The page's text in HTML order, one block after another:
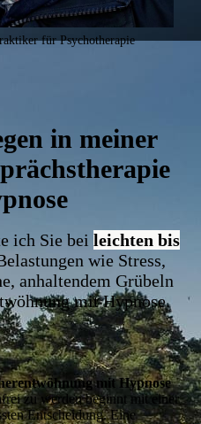
für Psychotherapie
in meiner
ich Sie bei leichten bis
wie Stress,
anhaltendem Grübeln
mit Hypnose.
mit Hypnose
zu werden beginnt mit einer
Entscheidung. Eine